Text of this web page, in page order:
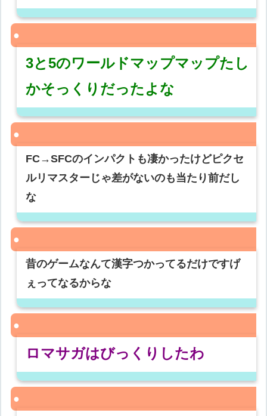
3と5のワールドマップマップたし
かそっくりだったよな
FC→SFCのインパクトも凄かったけどピクセ
ルリマスターじゃ差がないのも当たり前だし
な
昔のゲームなんて漢字つかってるだけですげ
ぇってなるからな
ロマサガはびっくりしたわ